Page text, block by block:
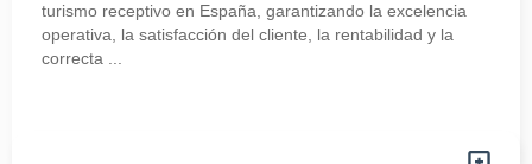
turismo receptivo en España, garantizando la excelencia
operativa, la satisfacción del cliente, la rentabilidad y la
correcta ...